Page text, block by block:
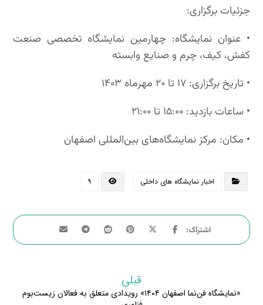
جزئیات برگزاری:
• عنوان نمایشگاه: چهارمین نمایشگاه تخصصی صنعت
کفش، کیف، چرم و صنایع وابسته
• تاریخ برگزاری: ۱۷ تا ۲۰ مهرماه ۱۴۰۳
• ساعات بازدید: ۱۵:۰۰ تا ۲۱:۰۰
• مکان: مرکز نمایشگاه‌های بین‌المللی اصفهان
اخبار نمایشگاه های داخلی ۹
قبلی
«نمایشگاه فن‌نما اصفهان ۱۴۰۴» رویدادی متعلق به فعالان زیست‌بوم